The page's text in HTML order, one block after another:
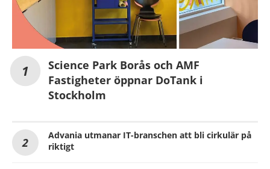
Science Park Borås och AMF
Fastigheter öppnar DoTank i
Stockholm
Advania utmanar IT-branschen att bli cirkulär på
riktigt